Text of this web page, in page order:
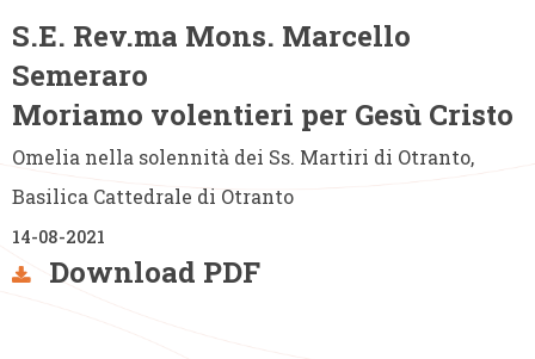
S.E. Rev.ma Mons. Marcello
Semeraro
Moriamo volentieri per Gesù Cristo
Omelia nella solennità dei Ss. Martiri di Otranto,
Basilica Cattedrale di Otranto
14-08-2021
Download PDF